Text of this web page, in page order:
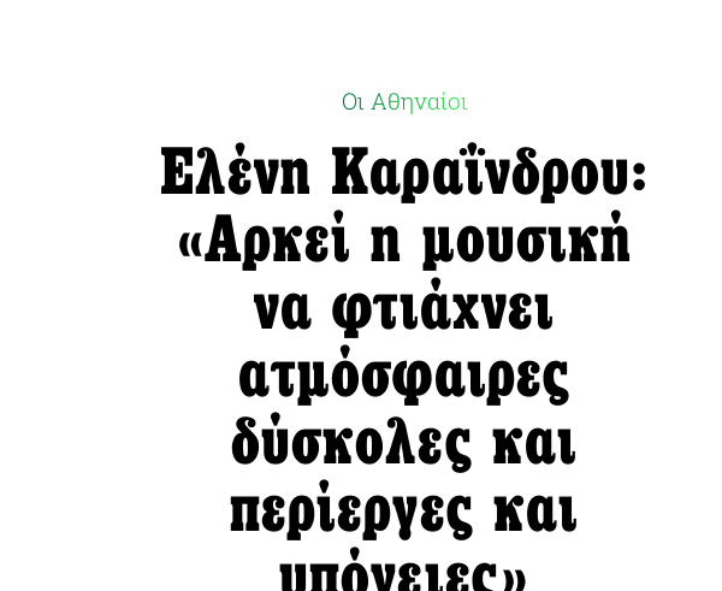
Οι Αθηναίοι
Ελένη Καραΐνδρου:
«Αρκεί η μουσική
να φτιάχνει
ατμόσφαιρες
δύσκολες και
περίεργες και